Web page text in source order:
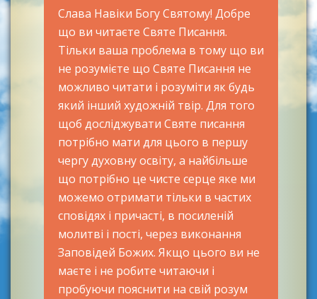
Слава Навіки Богу Святому! Добре
що ви читаєте Святе Писання.
Тільки ваша проблема в тому що ви
не розумієте що Святе Писання не
можливо читати і розуміти як будь
який інший художній твір. Для того
щоб досліджувати Святе писання
потрібно мати для цього в першу
чергу духовну освіту, а найбільше
що потрібно це чисте серце яке ми
можемо отримати тільки в частих
сповідях і причасті, в посиленій
молитві і пості, через виконання
Заповідей Божих. Якщо цього ви не
маєте і не робите читаючи і
пробуючи пояснити на свій розум